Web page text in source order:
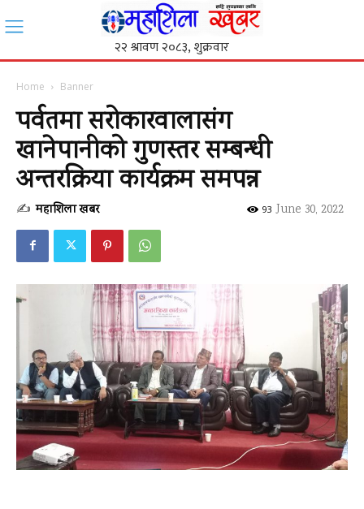
Home Banner
पर्वतमा सरोकारवालासंग
खानेपानीको गुणस्तर सम्बन्धी
अन्तरक्रिया कार्यक्रम समपन्न
✍ महाशिला खबर June 30, 2022
93